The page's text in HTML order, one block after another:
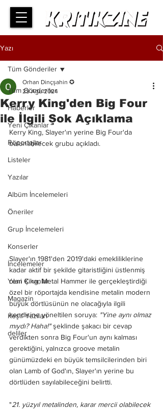
Yazı
Tüm Gönderiler
Haberler
Yeni Çıkanlar
Röportajlar
Listeler
Yazılar
Albüm İncelemeleri
Öneriler
Grup İncelemeleri
Konserler
İncelemeler
Yeni Çıkanlar
Magazin
Keşif Yazıları
deliler
Tüm Gönderiler
Kerry King'den Big Four
ile İlgili Şok Açıklama
Orhan Dinçşahin ✪
23 Ağu 2024
Kerry King, Slayer'ın yerine Big Four'da
bulunabilecek grubu açıkladı.
Slayer'ın 1981'den 2019'daki emekliliklerine
kadar aktif bir şekilde gitaristliğini üstlenmiş
olan King, Metal Hammer ile gerçekleştirdiği
özel bir röportajda kendisine metalin modern
büyük dörtlüsünün ne olacağıyla ilgili
kendisine yöneltilen soruya: "Yine aynı olmaz
mıydı? Haha!" şeklinde şakacı bir cevap
verdikten sonra Big Four'un aynı kalması
gerektiğini, yalnızca groove metalin
günümüzdeki en büyük temsilcilerinden biri
olan Lamb of God'ın, Slayer'ın yerine bu
dörtlüden sayılabileceğini belirtti.
"21. yüzyıl metalinden, karar mercii olabilecek